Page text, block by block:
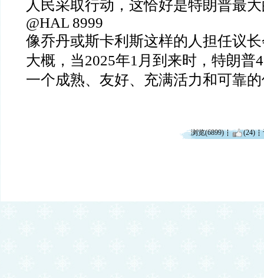
人民采取行动，这恰好是特朗普最
@HAL 8999
像乔丹或斯卡利斯这样的人担任议
大概，当2025年1 月到来时，特朗普
一个成熟、友好、充满活力和可靠
浏览(6899) (24)